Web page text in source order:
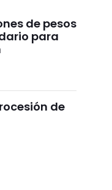
de pesos
para
de